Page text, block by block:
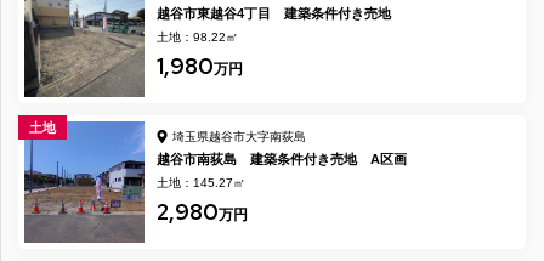
越谷市東越谷4丁目 建築条件付き売地
土地：98.22㎡
1,980万円
土地
埼玉県越谷市大字南荻島
越谷市南荻島 建築条件付き売地 A区画
土地：145.27㎡
2,980万円